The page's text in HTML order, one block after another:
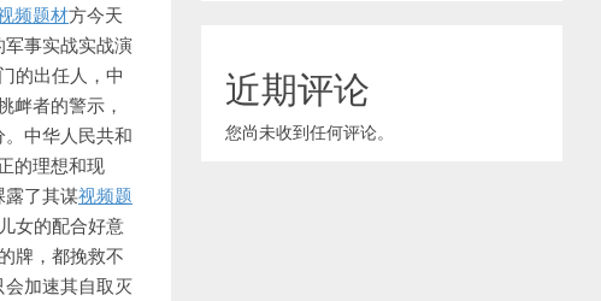
频题材方今天
事实战实战演
的出任人，中
衅者的警示，
中华人民共和
的理想和现
露了其谋视频题
女的配合好意
牌，都挽救不
加速其自取灭
近期评论
您尚未收到任何评论。